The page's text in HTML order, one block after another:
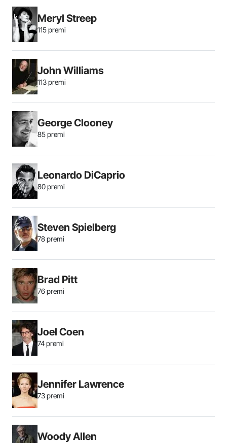
Meryl Streep
115 premi
John Williams
113 premi
George Clooney
85 premi
Leonardo DiCaprio
80 premi
Steven Spielberg
78 premi
Brad Pitt
76 premi
Joel Coen
74 premi
Jennifer Lawrence
73 premi
Woody Allen